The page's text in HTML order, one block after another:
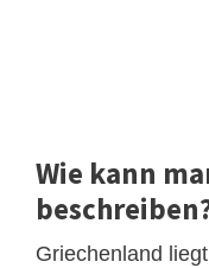
Wie kann
Griechenland